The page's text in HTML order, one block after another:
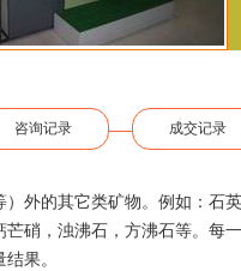
咨询记录 成交记录
外的其它类矿物。例如：石
硝，浊沸石，方沸石等。每
果。